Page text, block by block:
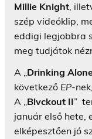
Millie Knight,
szép videóklip,
eddigi legjobbra
meg tudjátok
A „Drinking Alone
következő EP-
A „Blvckout II”
január első hete,
elképesztően jó